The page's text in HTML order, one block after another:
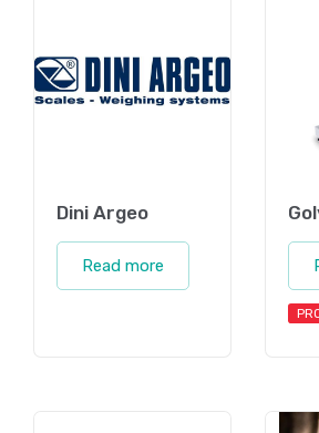
Dini Argeo
Read more